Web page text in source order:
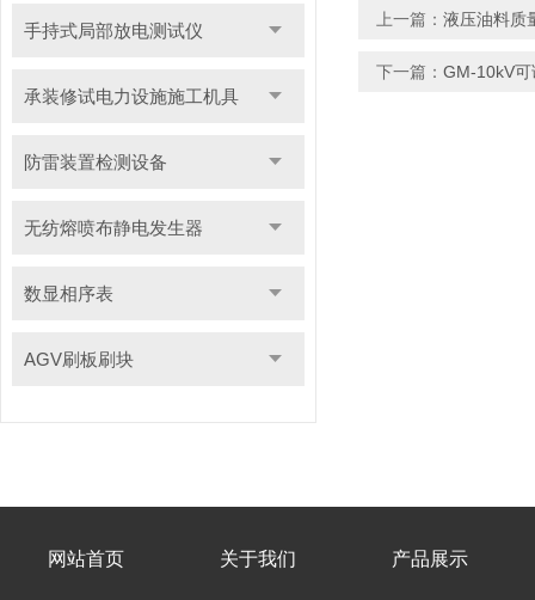
手持式局部放电测试仪
承装修试电力设施施工机具
防雷装置检测设备
无纺熔喷布静电发生器
数显相序表
AGV刷板刷块
上一篇： 液压油料质
下一篇： GM-10kV
网站首页 关于我们 产品展示